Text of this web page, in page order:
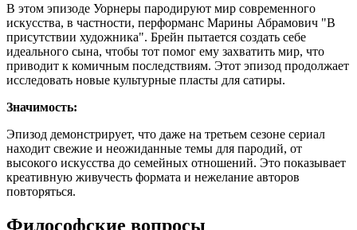
В этом эпизоде Уорнеры пародируют мир современного
искусства, в частности, перформанс Марины Абрамович "В
присутствии художника". Брейн пытается создать себе
идеального сына, чтобы тот помог ему захватить мир, что
приводит к комичным последствиям. Этот эпизод продолжает
исследовать новые культурные пласты для сатиры.
Значимость:
Эпизод демонстрирует, что даже на третьем сезоне сериал
находит свежие и неожиданные темы для пародий, от
высокого искусства до семейных отношений. Это показывает
креативную живучесть формата и нежелание авторов
повторяться.
Философские вопросы